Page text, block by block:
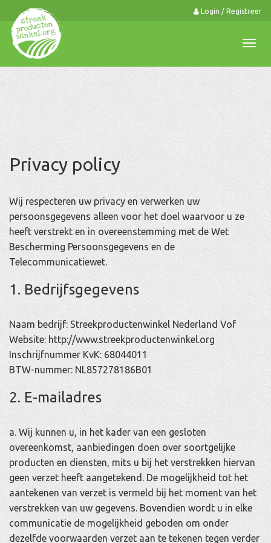
Login / Registreer
Privacy policy
Wij respecteren uw privacy en verwerken uw
persoonsgegevens alleen voor het doel waarvoor u ze
heeft verstrekt en in overeenstemming met de Wet
Bescherming Persoonsgegevens en de
Telecommunicatiewet.
1. Bedrijfsgegevens
Naam bedrijf: Streekproductenwinkel Nederland Vof
Website: http://www.streekproductenwinkel.org
Inschrijfnummer KvK: 68044011
BTW-nummer: NL857278186B01
2. E-mailadres
a. Wij kunnen u, in het kader van een gesloten
overeenkomst, aanbiedingen doen over soortgelijke
producten en diensten, mits u bij het verstrekken hiervan
geen verzet heeft aangetekend. De mogelijkheid tot het
aantekenen van verzet is vermeld bij het moment van het
verstrekken van uw gegevens. Bovendien wordt u in elke
communicatie de mogelijkheid geboden om onder
dezelfde voorwaarden verzet aan te tekenen tegen verder